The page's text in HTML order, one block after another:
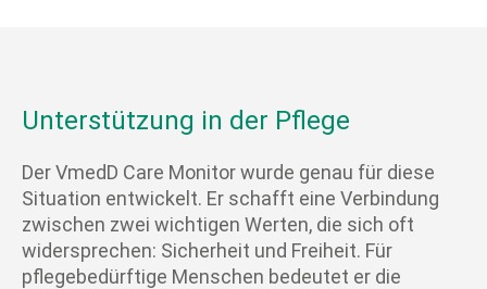
Unterstützung in der Pflege
Der VmedD Care Monitor wurde genau für diese
Situation entwickelt. Er schafft eine Verbindung
zwischen zwei wichtigen Werten, die sich oft
widersprechen: Sicherheit und Freiheit. Für
pflegebedürftige Menschen bedeutet er die